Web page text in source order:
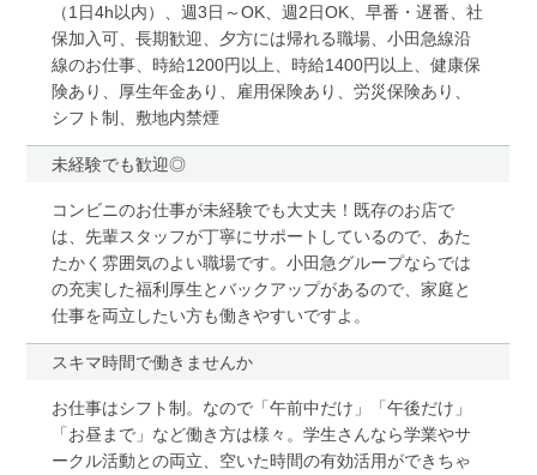
（1日4h以内）、週3日～OK、週2日OK、早番・遅番、社
保加入可、長期歓迎、夕方には帰れる職場、小田急線沿
線のお仕事、時給1200円以上、時給1400円以上、健康保
険あり、厚生年金あり、雇用保険あり、労災保険あり、
シフト制、敷地内禁煙
未経験でも歓迎◎
コンビニのお仕事が未経験でも大丈夫！既存のお店で
は、先輩スタッフが丁寧にサポートしているので、あた
たかく雰囲気のよい職場です。小田急グループならでは
の充実した福利厚生とバックアップがあるので、家庭と
仕事を両立したい方も働きやすいですよ。
スキマ時間で働きませんか
お仕事はシフト制。なので「午前中だけ」「午後だけ」
「お昼まで」など働き方は様々。学生さんなら学業やサ
ークル活動との両立、空いた時間の有効活用ができちゃ